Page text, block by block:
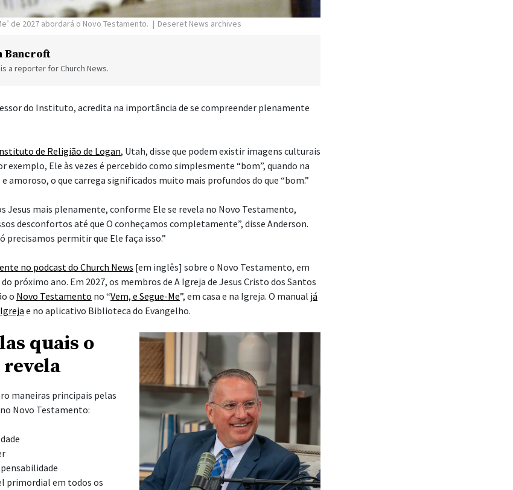
de 2027 abordará o Novo Testamento. Deseret News archives
Bancroft
a reporter for Church News.
do Instituto, acredita na importância de se compreender plenamente
de Religião de Logan, Utah, disse que podem existir imagens culturais
exemplo, Ele às vezes é percebido como simplesmente “bom”, quando na
amoroso, o que carrega significados muito mais profundos do que “bom.”
Jesus mais plenamente, conforme Ele se revela no Novo Testamento,
desconfortos até que O conheçamos completamente”, disse Anderson.
precisamos permitir que Ele faça isso.”
no podcast do Church News [em inglês] sobre o Novo Testamento, em
próximo ano. Em 2027, os membros de A Igreja de Jesus Cristo dos Santos
o Novo Testamento no “Vem, e Segue-Me”, em casa e na Igreja. O manual já
e no aplicativo Biblioteca do Evangelho.
quais o
revela
maneiras principais pelas
Novo Testamento:
primordial em todos os